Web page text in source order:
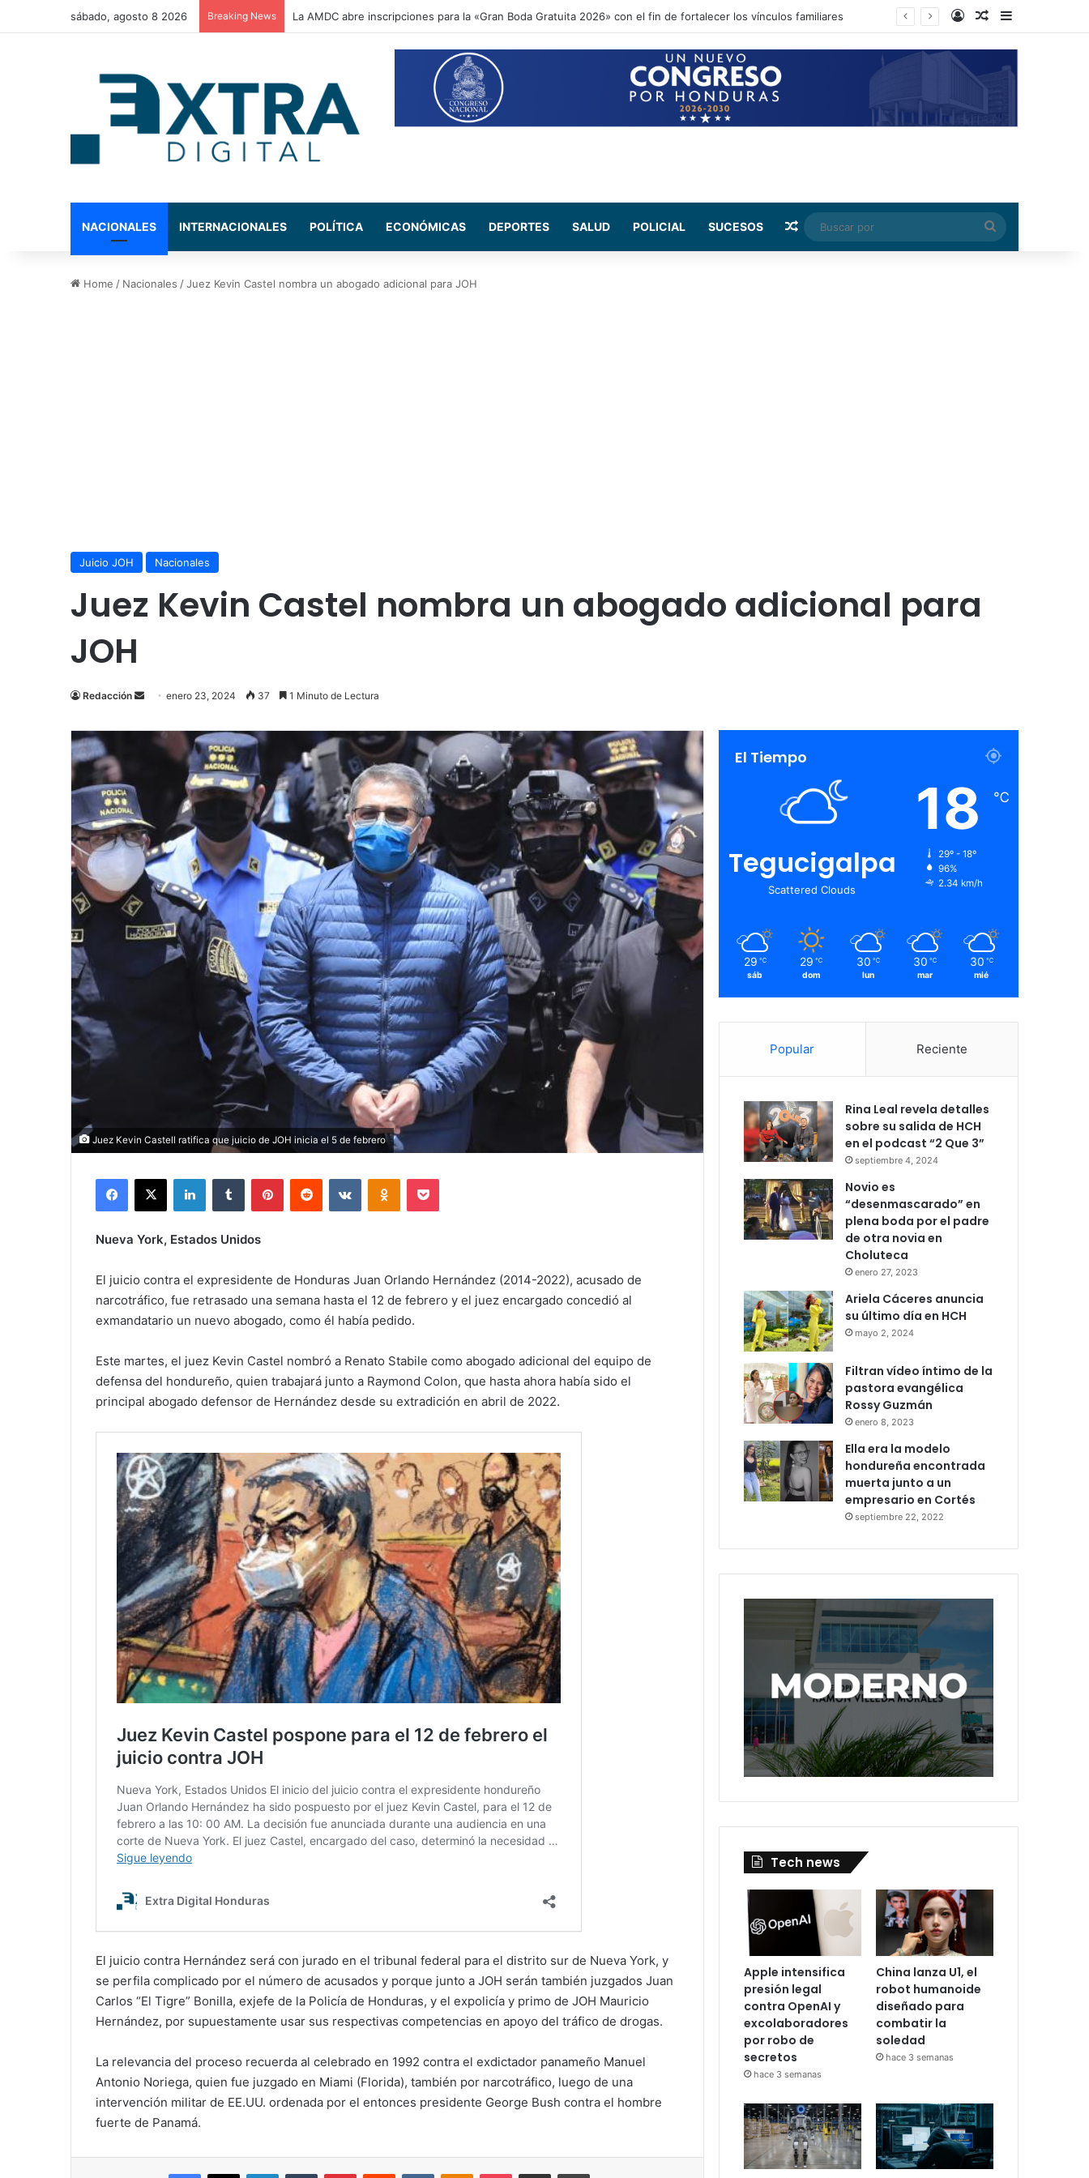
sábado, agosto 8 2026 Breaking News Congreso Nacional acompaña entrega de ayuda humanitaria de Copeco en Alianza Log InRandom Article
Sidebar
NACIONALES INTERNACIONALES POLÍTICA ECONÓMICAS DEPORTES SALUD POLICIAL SUCESOS Random Article
Buscar
por
Home / Nacionales /Juez Kevin Castel nombra un abogado adicional para JOH
Juicio JOH Nacionales
Juez Kevin Castel nombra un abogado adicional para
JOH
Redacción
Send
email
enero 23, 2024 37 1 Minuto de Lectura
Juez Kevin Castell ratifica que juicio de JOH inicia el 5 de febrero
Facebook
X LinkedInTumblr PinterestReddit VKontakteOdnoklassniki
Pocket
Nueva York, Estados Unidos
El juicio contra el expresidente de Honduras Juan Orlando Hernández (2014-2022), acusado de
narcotráfico, fue retrasado una semana hasta el 12 de febrero y el juez encargado concedió al
exmandatario un nuevo abogado, como él había pedido.
Este martes, el juez Kevin Castel nombró a Renato Stabile como abogado adicional del equipo de
defensa del hondureño, quien trabajará junto a Raymond Colon, que hasta ahora había sido el
principal abogado defensor de Hernández desde su extradición en abril de 2022.
El juicio contra Hernández será con jurado en el tribunal federal para el distrito sur de Nueva York, y
se perfila complicado por el número de acusados y porque junto a JOH serán también juzgados Juan
Carlos “El Tigre” Bonilla, exjefe de la Policía de Honduras, y el expolicía y primo de JOH Mauricio
Hernández, por supuestamente usar sus respectivas competencias en apoyo del tráfico de drogas.
La relevancia del proceso recuerda al celebrado en 1992 contra el exdictador panameño Manuel
Antonio Noriega, quien fue juzgado en Miami (Florida), también por narcotráfico, luego de una
intervención militar de EE.UU. ordenada por el entonces presidente George Bush contra el hombre
fuerte de Panamá.
Facebook
X LinkedInTumblr PinterestReddit VKontakteOdnoklassniki
Pocket compartit via email Print
El Tiempo
Tegucigalpa
Scattered Clouds
18 ℃
29º - 18º
96%
2.34 km/h
29 ℃
sáb
29 ℃
dom
30 ℃
lun
30 ℃
mar
30 ℃
mié
Popular Reciente
Rina Leal revela detalles
sobre su salida de HCH
en el podcast “2 Que 3”
septiembre 4, 2024
Novio es
“desenmascarado” en
plena boda por el padre
de otra novia en
Choluteca
enero 27, 2023
Ariela Cáceres anuncia
su último día en HCH
mayo 2, 2024
Filtran vídeo íntimo de la
pastora evangélica
Rossy Guzmán
enero 8, 2023
Ella era la modelo
hondureña encontrada
muerta junto a un
empresario en Cortés
septiembre 22, 2022
Tech news
Apple intensifica
presión legal
contra OpenAI y
excolaboradores
por robo de
secretos
hace 3 semanas
China lanza U1, el
robot humanoide
diseñado para
combatir la
soledad
hace 3 semanas